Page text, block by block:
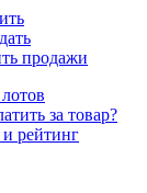
продажи
за товар?
рейтинг